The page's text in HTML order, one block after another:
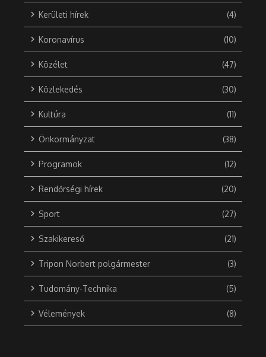
Kerületi hírek (4)
Koronavírus (10)
Közélet (47)
Közlekedés (30)
Kultúra (11)
Önkormányzat (38)
Programok (12)
Rendőrségi hírek (20)
Sport (27)
Szakikereső (21)
Tripon Norbert polgármester (3)
Tudomány-Technika (5)
Vélemények (8)